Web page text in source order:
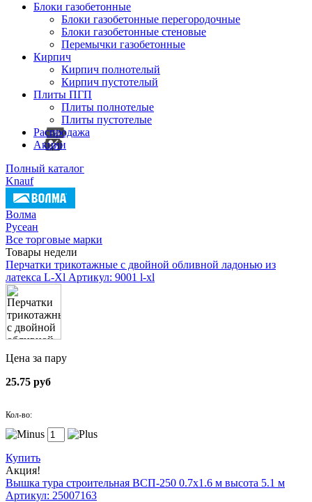
Блоки газобетонные
Блоки газобетонные перегородочные
Блоки газобетонные стеновые
Перемычки газобетонные
Кирпич
Кирпич полнотелый
Кирпич пустотелый
Плиты ПГП
Плиты полнотелые
Плиты пустотелые
Распродажа
Акции
Полный каталог
Knauf
Волма
Русеан
Все торговые марки
Товары недели
Перчатки трикотажные с двойной обливной ладонью из
латекса L-Xl Артикул: 9001 l-xl
Цена за пару
25.75 руб
Кол-во:
Купить
Акция!
Вышка тура строительная ВСП-250 0.7х1.6 м высота 5.1 м
Артикул: 25007163